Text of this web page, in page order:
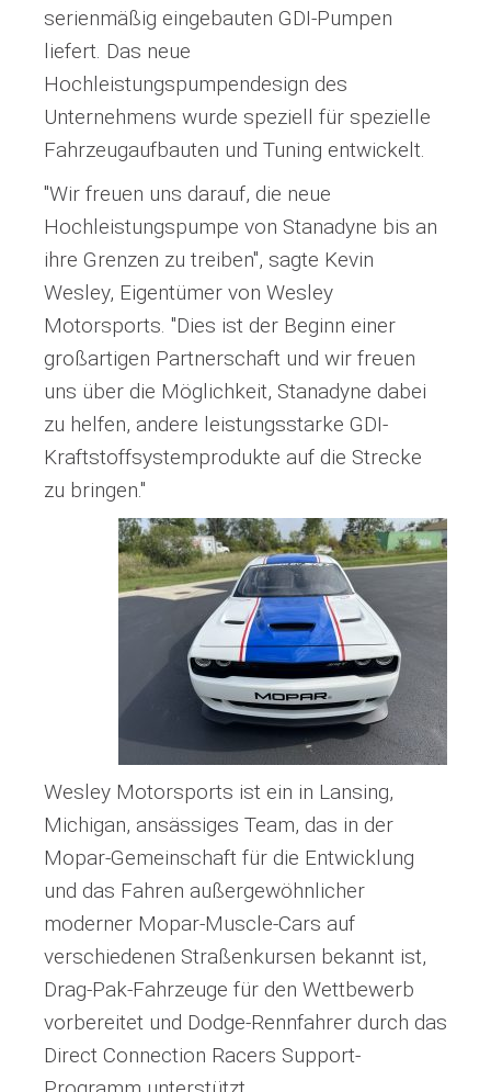
serienmäßig eingebauten GDI-Pumpen
liefert. Das neue
Hochleistungspumpendesign des
Unternehmens wurde speziell für spezielle
Fahrzeugaufbauten und Tuning entwickelt.
"Wir freuen uns darauf, die neue
Hochleistungspumpe von Stanadyne bis an
ihre Grenzen zu treiben", sagte Kevin
Wesley, Eigentümer von Wesley
Motorsports. "Dies ist der Beginn einer
großartigen Partnerschaft und wir freuen
uns über die Möglichkeit, Stanadyne dabei
zu helfen, andere leistungsstarke GDI-
Kraftstoffsystemprodukte auf die Strecke
zu bringen."
Wesley Motorsports ist ein in Lansing,
Michigan, ansässiges Team, das in der
Mopar-Gemeinschaft für die Entwicklung
und das Fahren außergewöhnlicher
moderner Mopar-Muscle-Cars auf
verschiedenen Straßenkursen bekannt ist,
Drag-Pak-Fahrzeuge für den Wettbewerb
vorbereitet und Dodge-Rennfahrer durch das
Direct Connection Racers Support-